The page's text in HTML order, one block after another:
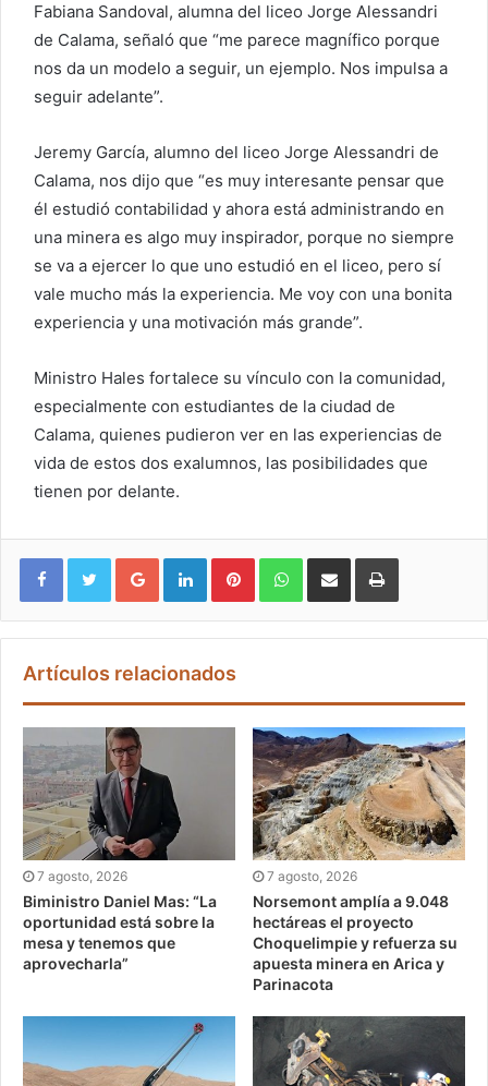
Fabiana Sandoval, alumna del liceo Jorge Alessandri
de Calama, señaló que “me parece magnífico porque
nos da un modelo a seguir, un ejemplo. Nos impulsa a
seguir adelante”.
Jeremy García, alumno del liceo Jorge Alessandri de
Calama, nos dijo que “es muy interesante pensar que
él estudió contabilidad y ahora está administrando en
una minera es algo muy inspirador, porque no siempre
se va a ejercer lo que uno estudió en el liceo, pero sí
vale mucho más la experiencia. Me voy con una bonita
experiencia y una motivación más grande”.
Ministro Hales fortalece su vínculo con la comunidad,
especialmente con estudiantes de la ciudad de
Calama, quienes pudieron ver en las experiencias de
vida de estos dos exalumnos, las posibilidades que
tienen por delante.
Google+ LinkedIn Pinterest WhatsApp
Artículos relacionados
7 agosto, 2026
Biministro Daniel Mas: “La
oportunidad está sobre la
mesa y tenemos que
aprovecharla”
7 agosto, 2026
Norsemont amplía a 9.048
hectáreas el proyecto
Choquelimpie y refuerza su
apuesta minera en Arica y
Parinacota